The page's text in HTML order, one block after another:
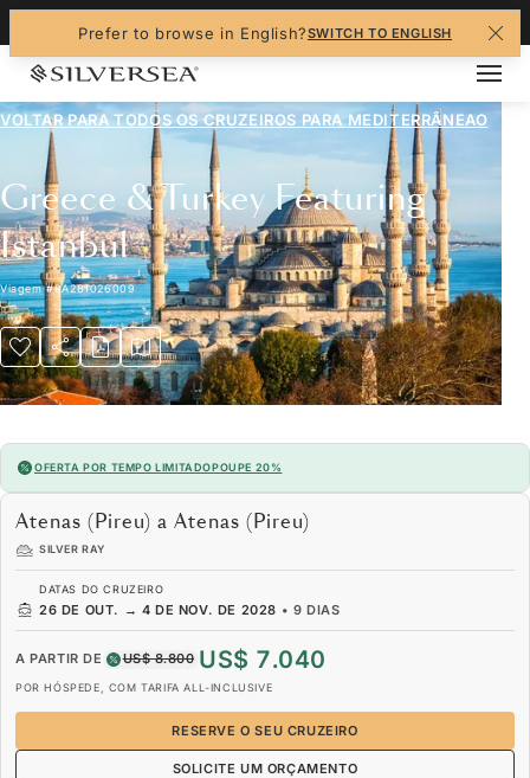
Prefer to browse in English?SWITCH TO ENGLISH
VOLTAR PARA TODOS OS CRUZEIROS PARA MEDITERRÂNEAO
Greece & Turkey Featuring
Istanbul
Viagem#RA281026009
OFERTA POR TEMPO LIMITADOPOUPE 20%
Atenas (Pireu) a Atenas (Pireu)
SILVER RAY
DATAS DO CRUZEIRO
26 DE OUT. → 4 DE NOV. DE 2028 • 9 DIAS
A PARTIR DE US$ 8.800 US$ 7.040
POR HÓSPEDE, COM TARIFA ALL-INCLUSIVE
RESERVE O SEU CRUZEIRO
SOLICITE UM ORÇAMENTO